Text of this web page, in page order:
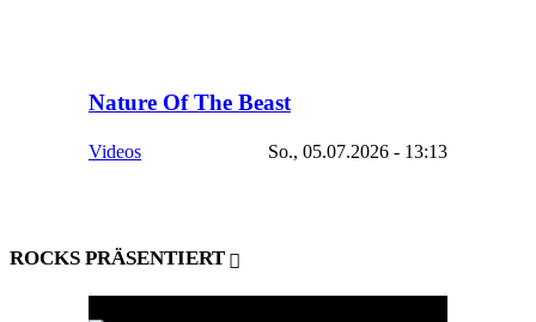
Nature Of The Beast
Videos So., 05.07.2026 - 13:13
ROCKS PRÄSENTIERT